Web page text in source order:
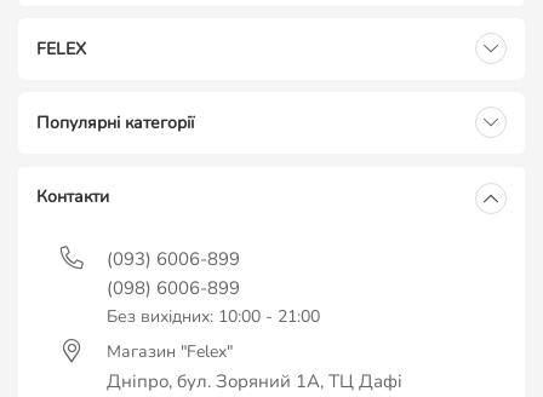
FELEX
Популярні категорії
Контакти
(093) 6006-899
(098) 6006-899
Без вихідних: 10:00 - 21:00
Магазин "Felex"
Дніпро, бул. Зоряний 1А, ТЦ Дафі